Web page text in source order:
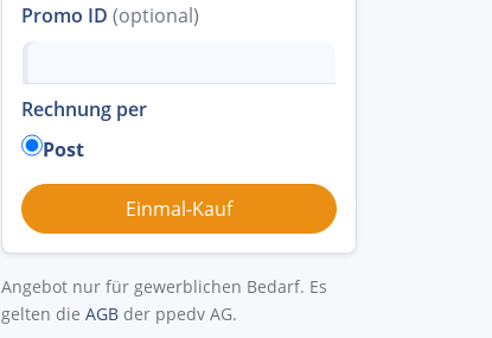
Promo ID (optional)
Rechnung per
Post
Angebot nur für gewerblichen Bedarf. Es
gelten die AGB der ppedv AG.